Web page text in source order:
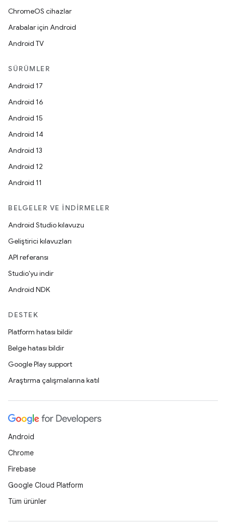
ChromeOS cihazlar
Arabalar için Android
Android TV
SÜRÜMLER
Android 17
Android 16
Android 15
Android 14
Android 13
Android 12
Android 11
BELGELER VE İNDIRMELER
Android Studio kılavuzu
Geliştirici kılavuzları
API referansı
Studio'yu indir
Android NDK
DESTEK
Platform hatası bildir
Belge hatası bildir
Google Play support
Araştırma çalışmalarına katıl
Android
Chrome
Firebase
Google Cloud Platform
Tüm ürünler